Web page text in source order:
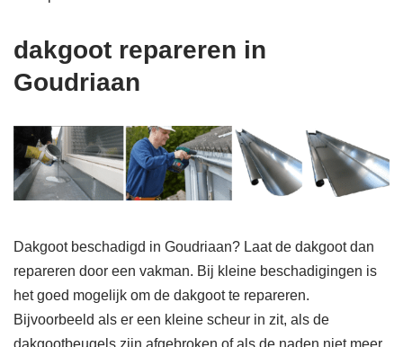
dakgoot repareren in
Goudriaan
Dakgoot beschadigd in Goudriaan? Laat de dakgoot dan
repareren door een vakman. Bij kleine beschadigingen is
het goed mogelijk om de dakgoot te repareren.
Bijvoorbeeld als er een kleine scheur in zit, als de
dakgootbeugels zijn afgebroken of als de naden niet meer